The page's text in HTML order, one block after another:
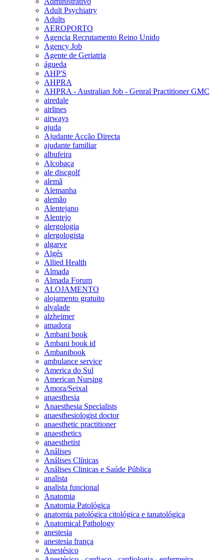
Adult Psychiatry
Adults
AEROPORTO
Agencia Recrutamento Reino Unido
Agency Job
Agente de Geriatria
águeda
AHP'S
AHPRA
AHPRA - Australian Job - Genral Practitioner GMC
airedale
airlines
airways
ajuda
Ajudante Acção Directa
ajudante familiar
albufeira
Alcobaça
ale discgolf
alemã
Alemanha
alemão
Alentejano
Alentejo
alergologia
alergologista
algarve
Algés
Allied Health
Almada
Almada Forum
ALOJAMENTO
alojamento gratuito
alvalade
alzheimer
amadora
Ambani book
Ambani book id
Ambanibook
ambulance service
America do Sul
American Nursing
Amora/Seixal
anaesthesia
Anaesthesia Specialists
anaesthesiologist doctor
anaesthetic practitioner
anaesthetics
anaesthetist
Análises
Análises Clínicas
Análises Clinicas e Saúde Pública
analista
analista funcional
Anatomia
Anatomia Patológica
anatomia patológica citológica e tanatológica
Anatomical Pathology
anestesia
anestesia frança
Anestésico